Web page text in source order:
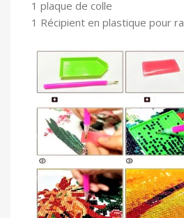
1 plaque de colle
1 Récipient en plastique pour